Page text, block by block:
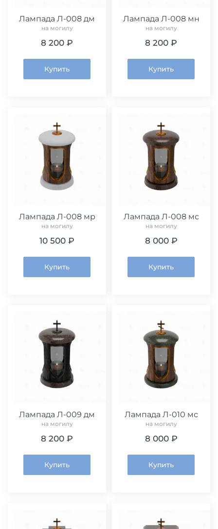
Лампада Л-008 дм
на могилу
8 200 ₽
Купить
Лампада Л-008 мн
на могилу
8 200 ₽
Купить
Лампада Л-008 мр
на могилу
10 500 ₽
Купить
Лампада Л-008 мс
на могилу
8 000 ₽
Купить
Лампада Л-009 дм
на могилу
8 200 ₽
Купить
Лампада Л-010 мс
на могилу
8 000 ₽
Купить